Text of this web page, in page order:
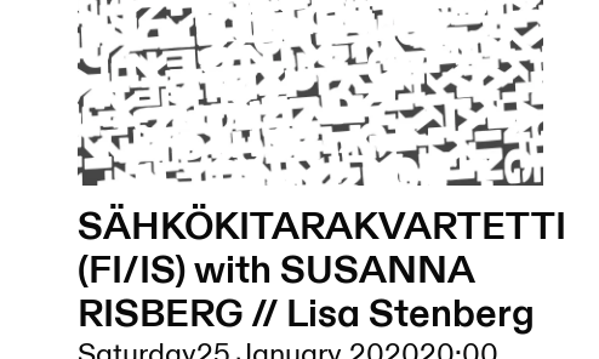
SÄHKÖKITARAKVARTETTI
(FI/IS) with SUSANNA
RISBERG // Lisa Stenberg